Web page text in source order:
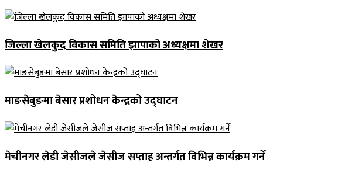
जिल्ला खेलकुद विकास समिति झापाको अध्यक्षमा शेखर
माङसेबुङमा बेसार प्रशोधन केन्द्रको उद्घाटन
मेचीनगर लेडी जेसीजले जेसीज सप्ताह अन्तर्गत विभिन्न कार्यक्रम गर्ने